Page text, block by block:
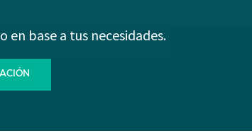
base a tus necesidades.